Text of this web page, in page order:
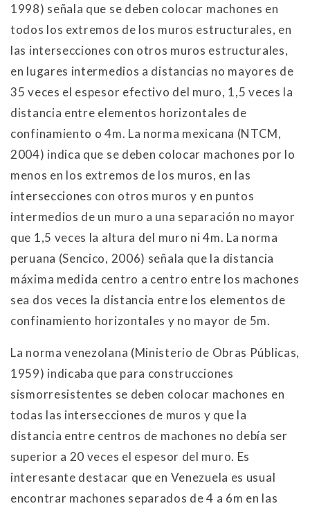
1998) señala que se deben colocar machones en
todos los extremos de los muros estructurales, en
las intersecciones con otros muros estructurales,
en lugares intermedios a distancias no mayores de
35 veces el espesor efectivo del muro, 1,5 veces la
distancia entre elementos horizontales de
confinamiento o 4m. La norma mexicana (NTCM,
2004) indica que se deben colocar machones por lo
menos en los extremos de los muros, en las
intersecciones con otros muros y en puntos
intermedios de un muro a una separación no mayor
que 1,5 veces la altura del muro ni 4m. La norma
peruana (Sencico, 2006) señala que la distancia
máxima medida centro a centro entre los machones
sea dos veces la distancia entre los elementos de
confinamiento horizontales y no mayor de 5m.
La norma venezolana (Ministerio de Obras Públicas,
1959) indicaba que para construcciones
sismorresistentes se deben colocar machones en
todas las intersecciones de muros y que la
distancia entre centros de machones no debía ser
superior a 20 veces el espesor del muro. Es
interesante destacar que en Venezuela es usual
encontrar machones separados de 4 a 6m en las